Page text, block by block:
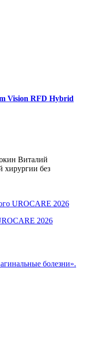
Vision RFD Hybrid
Виталий
хирургии без
UROCARE 2026
2026
болезни».